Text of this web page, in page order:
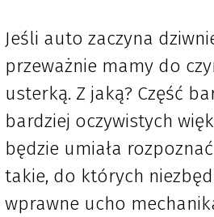
Jeśli auto zaczyna
przeważnie mamy do
usterką. Z jaką? Część
bardziej oczywistych
będzie umiała
takie, do których
wprawne ucho